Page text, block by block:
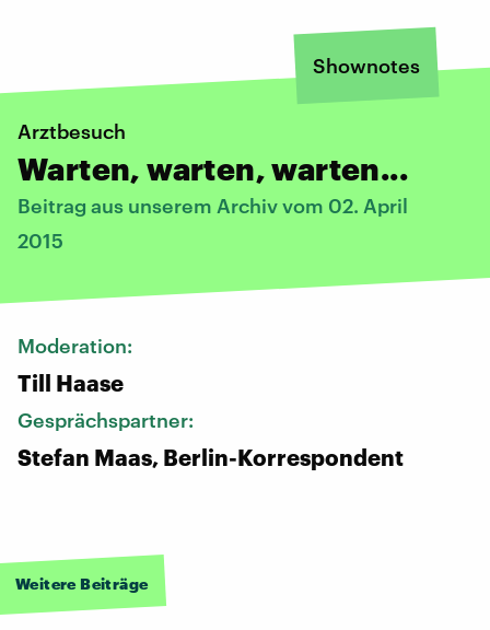
Shownotes
Arztbesuch
Warten, warten, warten...
Beitrag aus unserem Archiv vom 02. April
2015
Moderation:
Till Haase
Gesprächspartner:
Stefan Maas, Berlin-Korrespondent
Weitere Beiträge